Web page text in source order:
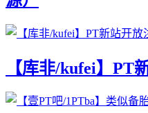
【库非/kufei】PT